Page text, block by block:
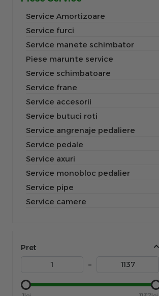
Service Amortizoare
Service furci
Service manete schimbator
Piese marunte service
Service schimbatoare
Service frane
Service accesorii
Service butuci roti
Service angrenaje pedaliere
Service pedale
Service axuri
Service monobloc pedalier
Service pipe
Service camere
Pret
–